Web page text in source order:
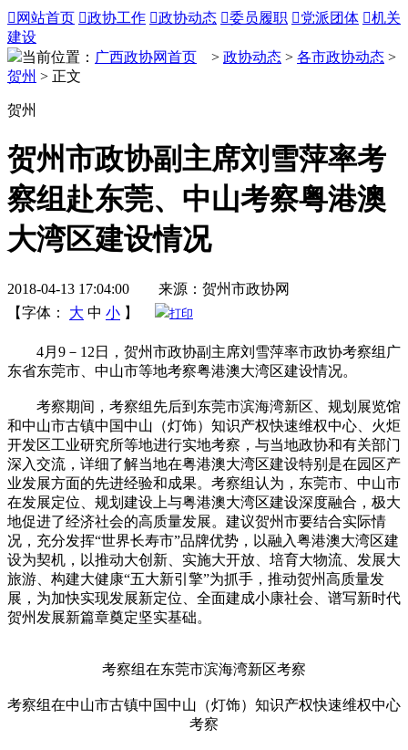
 网站首页 政协工作 政协动态 委员履职 党派团体 机关
建设
当前位置： 广西政协网首页 > 政协动态 > 各市政协动态 >
贺州 > 正文
贺州
贺州市政协副主席刘雪萍率考
察组赴东莞、中山考察粤港澳
大湾区建设情况
2018-04-13 17:04:00 来源：贺州市政协网
【字体：
大 中 小 】 打印
4月9－12日， 贺州市政协副主席刘雪萍率市政协考察组广
东省东莞市、中山市等地考察粤港澳大湾区建设情况。
考察期间，考察组先后到东莞市滨海湾新区、规划展览馆
和中山市古镇中国中山（灯饰）知识产权快速维权中心、火炬
开发区工业研究所等地进行实地考察，与当地政协和有关部门
深入交流，详细了解当地在粤港澳大湾区建设特别是在园区产
业发展方面的先进经验和成果。考察组认为，东莞市、中山市
在发展定位、规划建设上与粤港澳大湾区建设深度融合，极大
地促进了经济社会的高质量发展。建议贺州市要结合实际情
况，充分发挥“世界长寿市”品牌优势，以融入粤港澳大湾区建
设为契机，以推动大创新、实施大开放、培育大物流、发展大
旅游、构建大健康“五大新引擎”为抓手，推动贺州高质量发
展，为加快实现发展新定位、全面建成小康社会、谱写新时代
贺州发展新篇章奠定坚实基础。
考察组在东莞市滨海湾新区考察
考察组在中山市古镇中国中山（灯饰）知识产权快速维权中心
考察